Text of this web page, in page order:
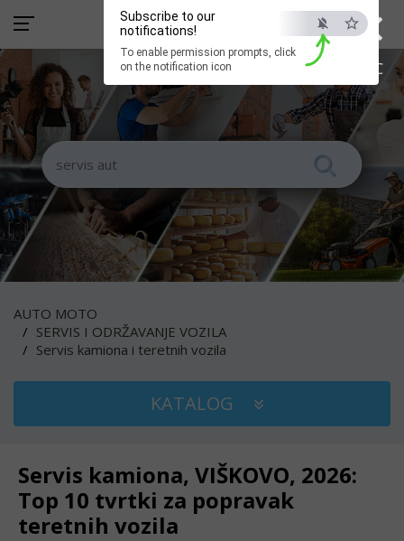
×
ESC
Subscribe to our
notifications!
To enable permission prompts, click
on the notification icon
AUTO MOTO
SERVIS I ODRŽAVANJE VOZILA
Servis kamiona i teretnih vozila
KATALOG
Servis kamiona, VIŠKOVO, 2026:
Top 10 tvrtki za popravak
teretnih vozila